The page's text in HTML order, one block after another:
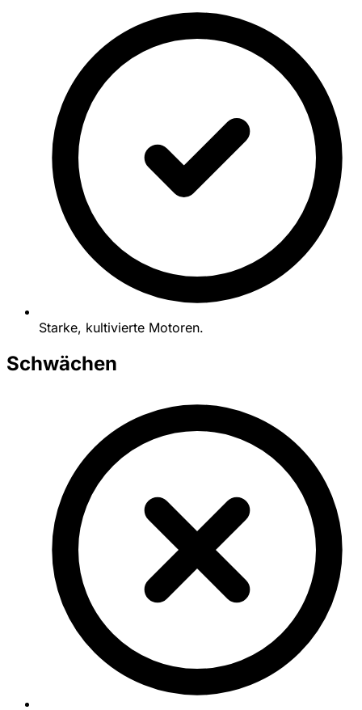
Starke, kultivierte Motoren.
Schwächen